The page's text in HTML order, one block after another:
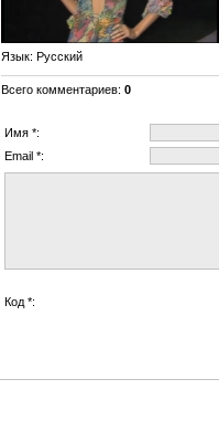
Язык: Русский
Всего комментариев: 0
Имя *:
Email *:
Код *: